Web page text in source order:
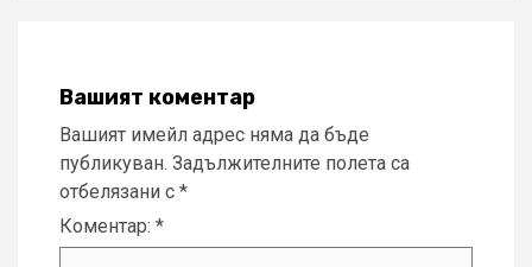
Вашият коментар
Вашият имейл адрес няма да бъде
публикуван. Задължителните полета са
отбелязани с *
Коментар: *